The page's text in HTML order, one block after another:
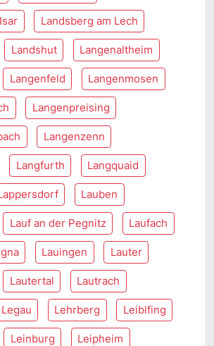
Landsberg am Lech
Landshut Langenaltheim
Langenfeld Langenmosen
Langenpreising
Langenzenn
Langfurth Langquaid
Lauben
Lauf an der Pegnitz Laufach
Lauingen Lauter
Lautertal Lautrach
Legau Lehrberg Leiblfing
Leinburg Leipheim